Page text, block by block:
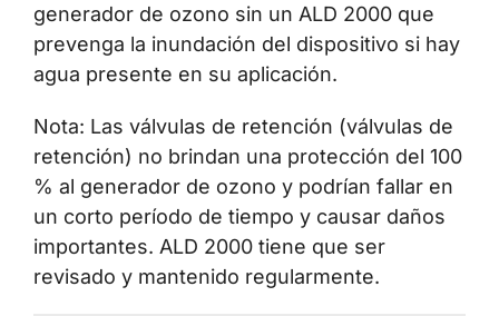
generador de ozono sin un ALD 2000 que
prevenga la inundación del dispositivo si hay
agua presente en su aplicación.
Nota: Las válvulas de retención (válvulas de
retención) no brindan una protección del 100
% al generador de ozono y podrían fallar en
un corto período de tiempo y causar daños
importantes. ALD 2000 tiene que ser
revisado y mantenido regularmente.